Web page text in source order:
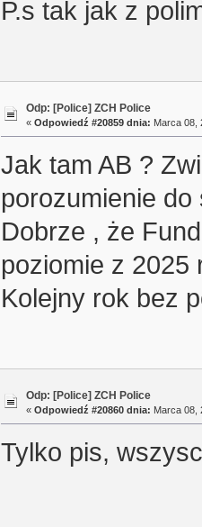
P.s tak jak z
Odp: [Police] ZCH Police
« Odpowiedź #20859 dnia: Marca 08,
Jak tam AB ?
porozumienie do
Dobrze , że
poziomie z 2025
Kolejny rok bez
Odp: [Police] ZCH Police
« Odpowiedź #20860 dnia: Marca 08,
Tylko pis,